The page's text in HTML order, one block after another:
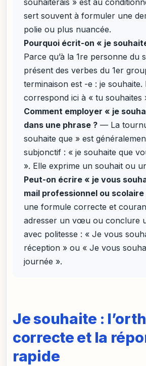
sert souvent à formuler une
polie ou plus nuancée.
Pourquoi écrit-on « je
Parce qu’à la 1re personne du
présent des verbes du 1er
terminaison est -e : je souhaite.
correspond ici à « tu souhaites
Comment employer « je
dans une phrase ? — La
souhaite que » est
subjonctif : « je souhaite que
». Elle exprime un souhait ou
Peut-on écrire « je vous
mail professionnel ou scolaire
une formule correcte et
adresser un vœu ou conclure
avec politesse : « Je vous
réception » ou « Je vous
journée ».
Je souhaite :
correcte et la
rapide